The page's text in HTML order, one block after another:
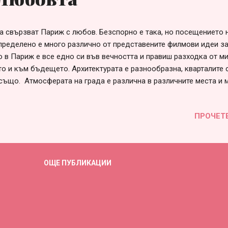
свързват Париж с любов. Безспорно е така, но посещението
е много различно от представените филмови идеи за
в Париж е все едно си във вечността и правиш разходка от
и към бъдещето. Архитектурата е разнообразна, кварталите
Атмосферата на града е различна в различните места и
или косите си, а може би просто да чувстват човешко
гениалността на човешкия разум, изградил Айфеловата
и специфично пътуването в този вечен град от всеки
ОЩЕ ПУБЛИКАЦИИ